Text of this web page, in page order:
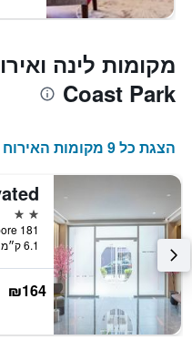
Coast Park
הצגת כל 9 מקומות האירוח
2 כוכבים
6.1 ק״מ ממרכז העיר
₪164